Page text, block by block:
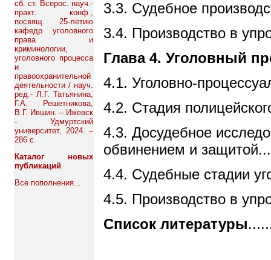
сб. ст. Всерос. науч.-
практ. конф.,
посвящ. 25-летию
кафедр уголовного
права и
криминологии,
уголовного процесса
и
правоохранительной
деятельности / науч.
ред.- Л.Г. Татьянина,
Г.А. Решетникова,
В.Г. Ившин. – Ижевск
- Удмуртский
университет, 2024. –
286 с.
Каталог новых
публикаций
Все пополнения...
3.3. Судебное
3.4. Производство в
Глава 4. Уголовный
4.1. Уголовно-
4.2. Стадия
4.3. Досудебное
обвинением и
4.4. Судебные стадии
4.5. Производство в
Список литературы